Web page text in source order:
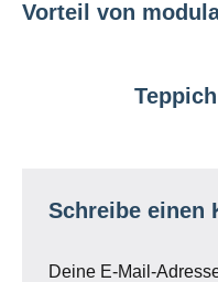
Vorteil von
Schreibe einen
Deine E-Mail-